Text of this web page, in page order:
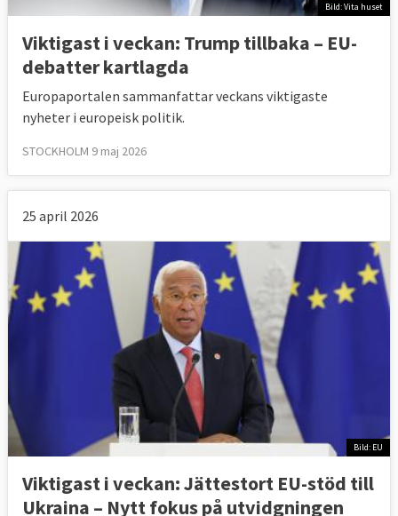
Bild: Vita huset
Viktigast i veckan: Trump tillbaka – EU-
debatter kartlagda
Europaportalen sammanfattar veckans viktigaste
nyheter i europeisk politik.
STOCKHOLM 9 maj 2026
25 april 2026
Bild: EU
Viktigast i veckan: Jättestort EU-stöd till
Ukraina – Nytt fokus på utvidgningen